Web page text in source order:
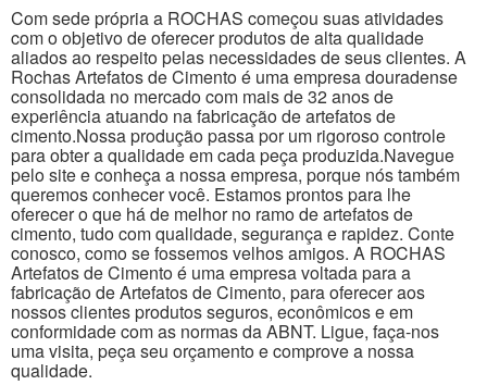
Com sede própria a ROCHAS começou suas atividades
com o objetivo de oferecer produtos de alta qualidade
aliados ao respeito pelas necessidades de seus clientes. A
Rochas Artefatos de Cimento é uma empresa douradense
consolidada no mercado com mais de 32 anos de
experiência atuando na fabricação de artefatos de
cimento.Nossa produção passa por um rigoroso controle
para obter a qualidade em cada peça produzida.Navegue
pelo site e conheça a nossa empresa, porque nós também
queremos conhecer você. Estamos prontos para lhe
oferecer o que há de melhor no ramo de artefatos de
cimento, tudo com qualidade, segurança e rapidez. Conte
conosco, como se fossemos velhos amigos. A ROCHAS
Artefatos de Cimento é uma empresa voltada para a
fabricação de Artefatos de Cimento, para oferecer aos
nossos clientes produtos seguros, econômicos e em
conformidade com as normas da ABNT. Ligue, faça-nos
uma visita, peça seu orçamento e comprove a nossa
qualidade.